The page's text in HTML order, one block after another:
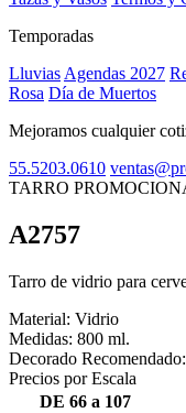
Temporadas
Lluvias Agendas 2027
Rosa Día de Muertos
Mejoramos cualquier
55.5203.0610
TARRO
A2757
Tarro de vidrio para
Material: Vidrio
Medidas: 800 ml.
Decorado Recomendado:
Precios por Escala
DE 66 a 107